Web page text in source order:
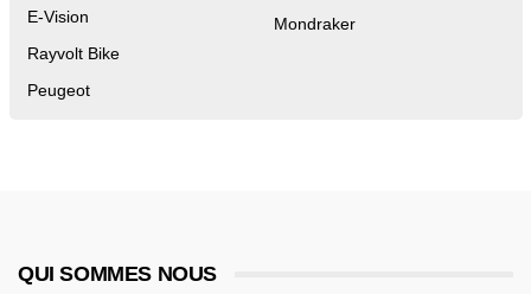
E-Vision
Rayvolt Bike
Peugeot
Mondraker
QUI SOMMES NOUS